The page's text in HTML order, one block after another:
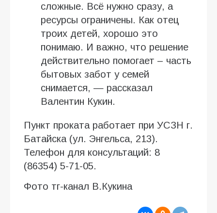
сложные. Всё нужно сразу, а
ресурсы ограничены. Как отец
троих детей, хорошо это
понимаю. И важно, что решение
действительно помогает – часть
бытовых забот у семей
снимается, — рассказал
Валентин Кукин.
Пункт проката работает при УСЗН г.
Батайска (ул. Энгельса, 213).
Телефон для консультаций: 8
(86354) 5-71-05.
Фото тг-канал В.Кукина